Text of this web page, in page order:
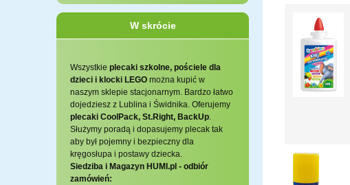
W skrócie
Wszystkie plecaki szkolne, pościele dla
dzieci i klocki LEGO można kupić w
naszym sklepie stacjonarnym. Bardzo łatwo
dojedziesz z Lublina i Świdnika. Oferujemy
plecaki CoolPack, St.Right, BackUp.
Służymy poradą i dopasujemy plecak tak
aby był pojemny i bezpieczny dla
kręgosłupa i postawy dziecka.
Siedziba i Magazyn HUMI.pl - odbiór
zamówień: